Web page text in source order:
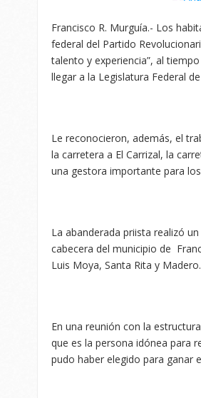
Francisco R. Murguía.- Los
federal del Partido
talento y experiencia”, al
llegar a la Legislatura Federal
Le reconocieron, además, el
la carretera a El Carrizal, la
una gestora importante para
La abanderada priista realizó
cabecera del municipio de
Luis Moya, Santa Rita y Madero.
En una reunión con la
que es la persona idónea para
pudo haber elegido para ganar